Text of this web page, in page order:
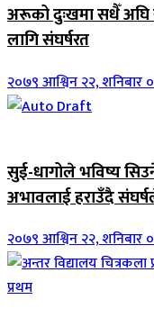
अरूको दुःखमा सधैँ
लागि संघर्षरत
२०७९ आश्विन २२, शनिबार
सुई-धागोले भविष्य
अभावलाई हराउँदै
२०७९ आश्विन २२, शनिबार